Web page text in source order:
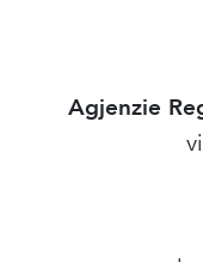
Agjenzie